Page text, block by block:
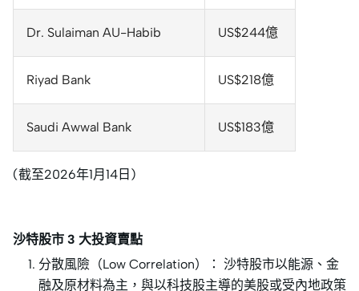
Dr. Sulaiman AU-Habib US$244億
Riyad Bank US$218億
Saudi Awwal Bank US$183億
(截至2026年1月14日)
沙特股市 3 大投資賣點
分散風險（Low Correlation）： 沙特股市以能源、金
融及原材料為主，與以科技股主導的美股或受內地政策